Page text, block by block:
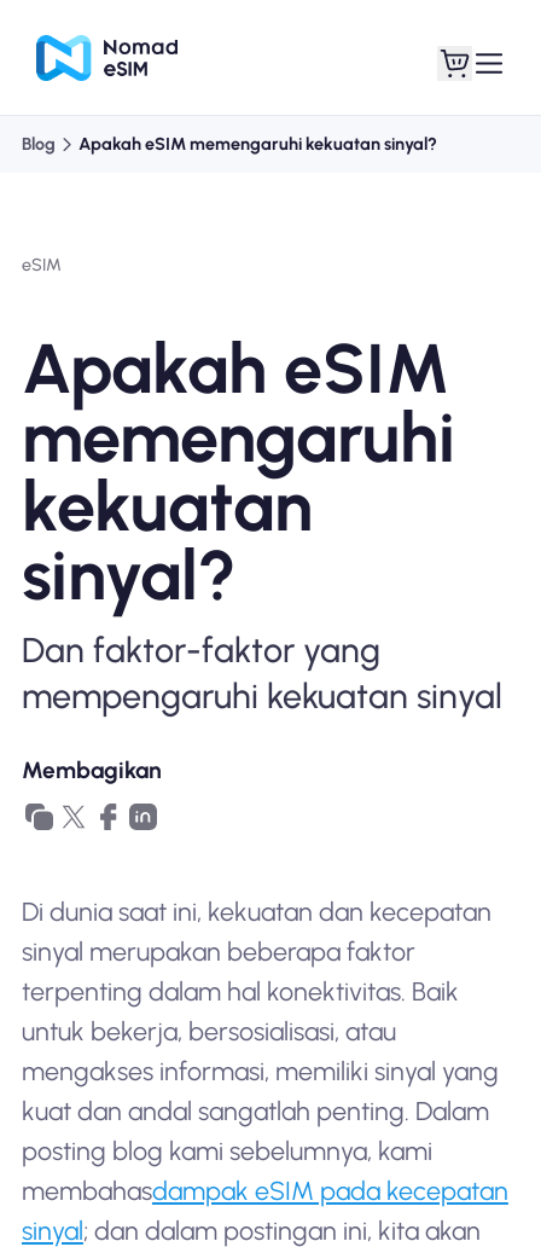
Paket Toko
Tentang eSIM
Mengapa Nomad eSIM
Menggunakan eSIM
Untuk bisnis
Blog Apakah eSIM memengaruhi kekuatan sinyal?
eSIM
Apakah eSIM
memengaruhi
kekuatan
sinyal?
Dan faktor-faktor yang
mempengaruhi kekuatan sinyal
Membagikan
Di dunia saat ini, kekuatan dan kecepatan
sinyal merupakan beberapa faktor
terpenting dalam hal konektivitas. Baik
untuk bekerja, bersosialisasi, atau
mengakses informasi, memiliki sinyal yang
kuat dan andal sangatlah penting. Dalam
posting blog kami sebelumnya, kami
membahasdampak eSIM pada kecepatan
sinyal; dan dalam postingan ini, kita akan